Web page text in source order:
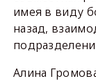
имея в виду
назад,
Алина